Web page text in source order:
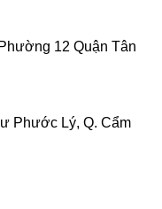
12 Quận Tân
Phước Lý, Q. Cẩm